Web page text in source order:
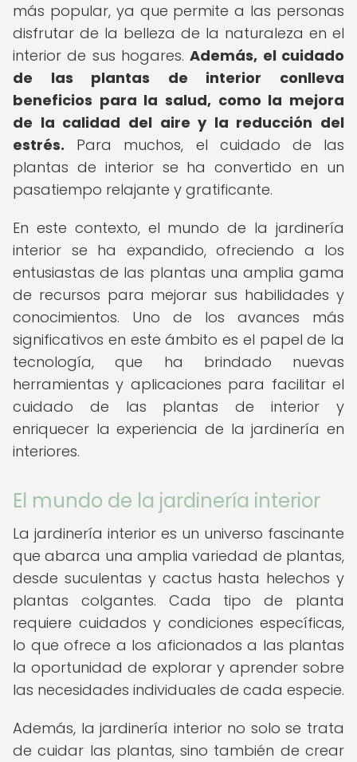
más popular, ya que permite a las personas
disfrutar de la belleza de la naturaleza en el
interior de sus hogares.Además, el cuidado
de las plantas de interior conlleva
beneficios para la salud, como la mejora
de la calidad del aire y la reducción del
estrés. Para muchos, el cuidado de las
plantas de interior se ha convertido en un
pasatiempo relajante y gratificante.
En este contexto, el mundo de la jardinería
interior se ha expandido, ofreciendo a los
entusiastas de las plantas una amplia gama
de recursos para mejorar sus habilidades y
conocimientos. Uno de los avances más
significativos en este ámbito es el papel de la
tecnología, que ha brindado nuevas
herramientas y aplicaciones para facilitar el
cuidado de las plantas de interior y
enriquecer la experiencia de la jardinería en
interiores.
El mundo de la jardinería interior
La jardinería interior es un universo fascinante
que abarca una amplia variedad de plantas,
desde suculentas y cactus hasta helechos y
plantas colgantes. Cada tipo de planta
requiere cuidados y condiciones específicas,
lo que ofrece a los aficionados a las plantas
la oportunidad de explorar y aprender sobre
las necesidades individuales de cada especie.
Además, la jardinería interior no solo se trata
de cuidar las plantas, sino también de crear